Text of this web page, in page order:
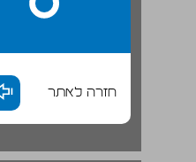
חזרה לאתר